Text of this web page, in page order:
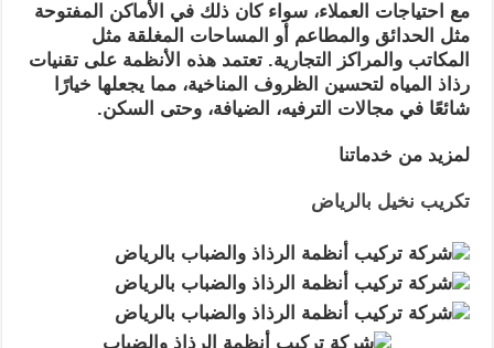
مع احتياجات العملاء، سواء كان ذلك في الأماكن المفتوحة
مثل الحدائق والمطاعم أو المساحات المغلقة مثل
المكاتب والمراكز التجارية. تعتمد هذه الأنظمة على تقنيات
رذاذ المياه لتحسين الظروف المناخية، مما يجعلها خيارًا
شائعًا في مجالات الترفيه، الضيافة، وحتى السكن.
لمزيد من خدماتنا
تكريب نخيل بالرياض